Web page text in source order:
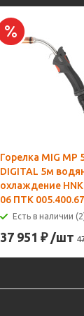
Горелка MIG MP
DIGITAL 5м
охлаждение
06 ПТК
Есть в наличии
37 951 ₽ /шт